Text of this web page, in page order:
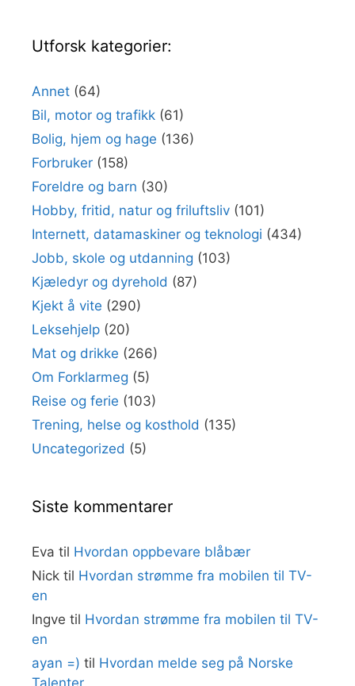
Utforsk kategorier:
Annet (64)
Bil, motor og trafikk (61)
Bolig, hjem og hage (136)
Forbruker (158)
Foreldre og barn (30)
Hobby, fritid, natur og friluftsliv (101)
Internett, datamaskiner og teknologi (434)
Jobb, skole og utdanning (103)
Kjæledyr og dyrehold (87)
Kjekt å vite (290)
Leksehjelp (20)
Mat og drikke (266)
Om Forklarmeg (5)
Reise og ferie (103)
Trening, helse og kosthold (135)
Uncategorized (5)
Siste kommentarer
Eva til Hvordan oppbevare blåbær
Nick til Hvordan strømme fra mobilen til TV-
en
Ingve til Hvordan strømme fra mobilen til TV-
en
ayan =) til Hvordan melde seg på Norske
Talenter